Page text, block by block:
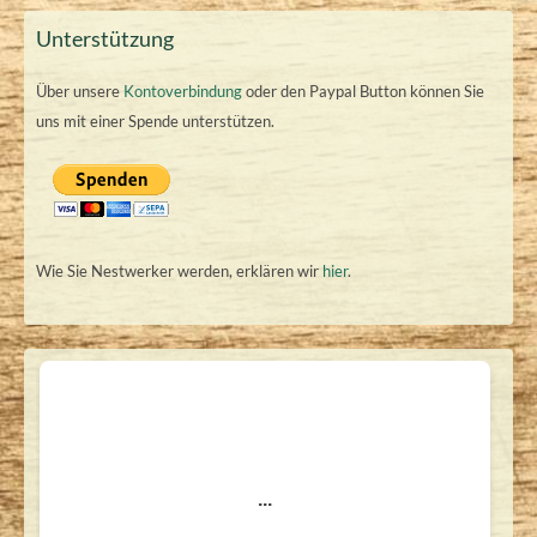
Unterstützung
Über unsere Kontoverbindungoder den Paypal Button können Sie
uns mit einer Spende unterstützen.
Wie Sie Nestwerker werden, erklären wir hier.